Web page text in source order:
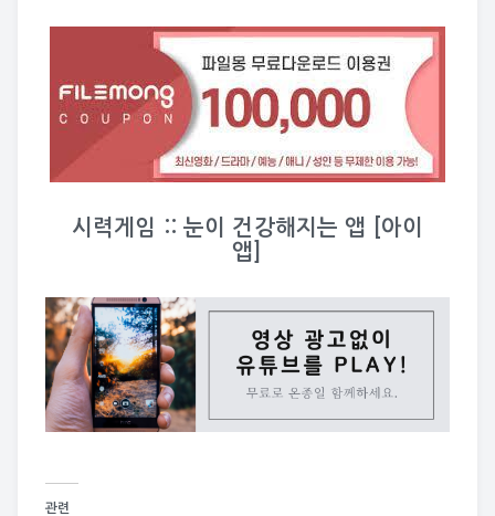
시력게임 :: 눈이 건강해지는 앱 [아이
앱]
관련